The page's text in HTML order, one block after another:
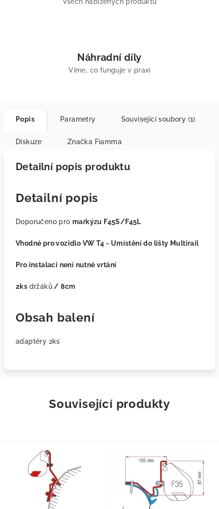
Náhradní díly
Víme, co funguje v praxi
Popis Parametry Související soubory (1)
Diskuze Značka Fiamma
Detailní popis produktu
Detailní popis
Doporučeno pro markýzu F45S/F45L
Vhodné pro vozidlo VW T4 - Umístění do lišty Multirail
Pro instalaci není nutné vrtání
2ks držáků / 8cm
Obsah balení
adaptéry 2ks
Související produkty